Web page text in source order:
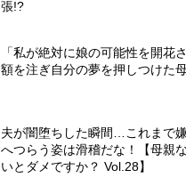
張!?
「私が絶対に娘の可能性を開花
額を注ぎ自分の夢を押しつけた
夫が闇堕ちした瞬間…これまで
へつらう姿は滑稽だな！【母親
いとダメですか？ Vol.28】